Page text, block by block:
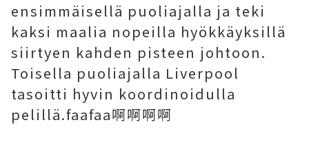
ensimmäisellä puoliajalla ja teki
kaksi maalia nopeilla hyökkäyksillä
siirtyen kahden pisteen johtoon.
Toisella puoliajalla Liverpool
tasoitti hyvin koordinoidulla
pelillä.faafaa啊啊啊啊